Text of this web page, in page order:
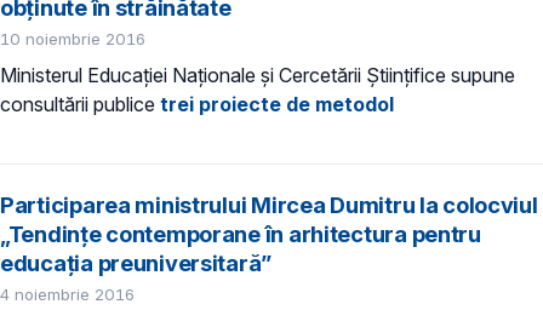
obținute în străinătate
10 noiembrie 2016
Ministerul Educației Naționale și Cercetării Științifice supune
consultării publice trei proiecte de metodol
Participarea ministrului Mircea Dumitru la colocviul
„Tendințe contemporane în arhitectura pentru
educația preuniversitară”
4 noiembrie 2016